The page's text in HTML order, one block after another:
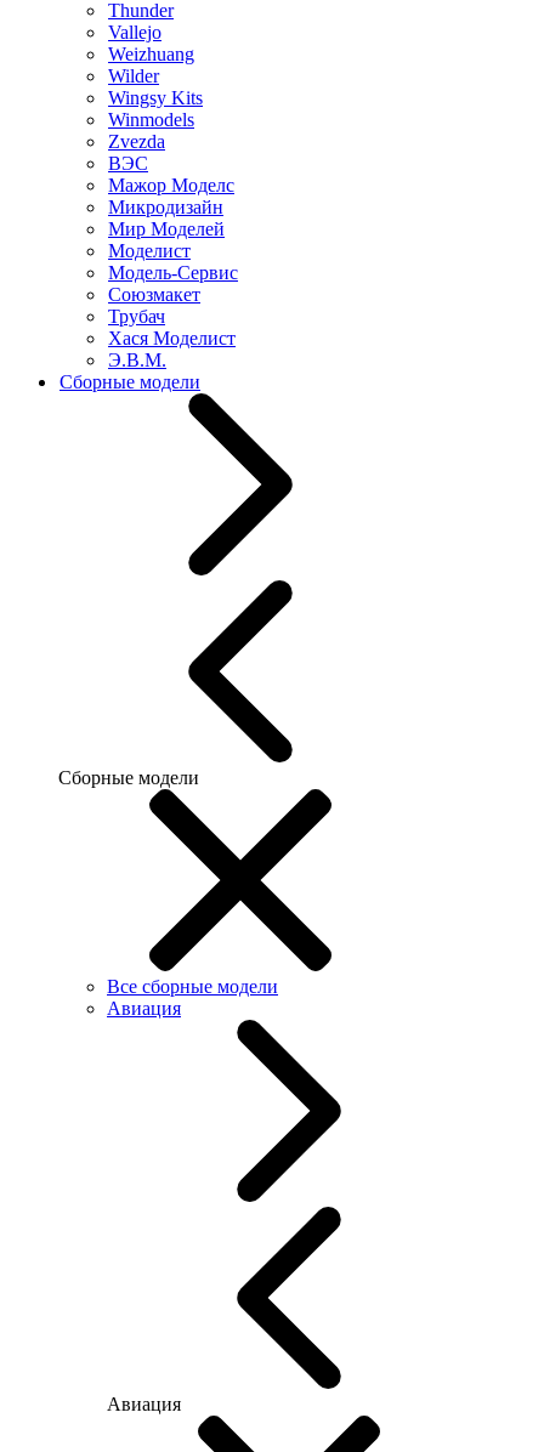
Thunder
Vallejo
Weizhuang
Wilder
Wingsy Kits
Winmodels
Zvezda
ВЭС
Мажор Моделс
Микродизайн
Мир Моделей
Моделист
Модель-Сервис
Союзмакет
Трубач
Хася Моделист
Э.В.М.
Сборные модели
Сборные модели
Все сборные модели
Авиация
Авиация